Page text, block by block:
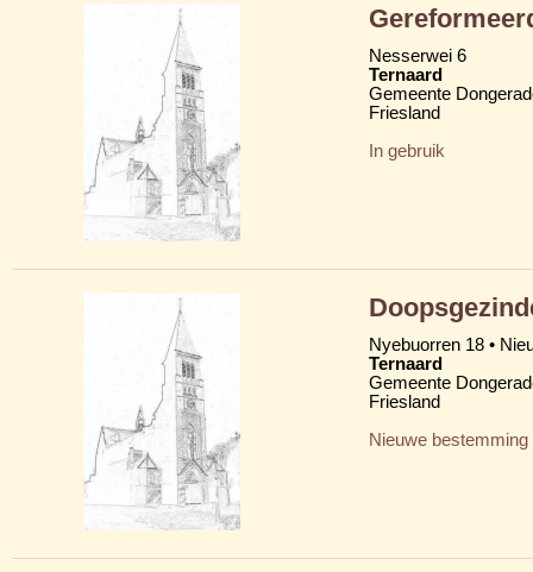
Nesserwei 6
Ternaard
Gemeente
Friesland
In gebruik
Nyebuorren 18 •
Ternaard
Gemeente
Friesland
Nieuwe bestemming